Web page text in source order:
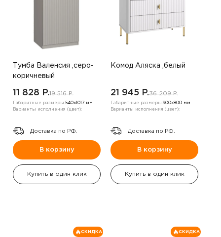
Тумба Валенсия ,серо-
коричневый
11 828 P.19 516 P.
Габаритные размеры:540х1017 мм
Варианты исполнения (цвет):
Доставка по РФ.
В корзину
Купить в один клик
Комод Аляска ,белый
21 945 P.36 209 P.
Габаритные размеры:900х800 мм
Варианты исполнения (цвет):
Доставка по РФ.
В корзину
Купить в один клик
СКИДКА СКИДКА